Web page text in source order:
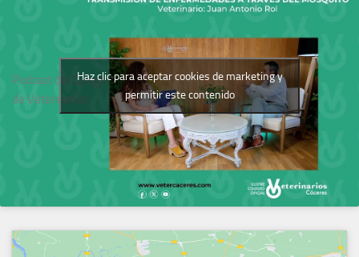
Podcast del Colegio
de Veterinarios
Haz clic para aceptar cookies de marketing y
permitir este contenido